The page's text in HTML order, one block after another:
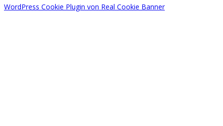
WordPress Cookie Plugin von Real Cookie Banner